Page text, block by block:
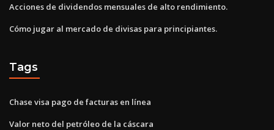
Acciones de dividendos mensuales de alto rendimiento.
Cómo jugar al mercado de divisas para principiantes.
Tags
Chase visa pago de facturas en línea
Valor neto del petróleo de la cáscara